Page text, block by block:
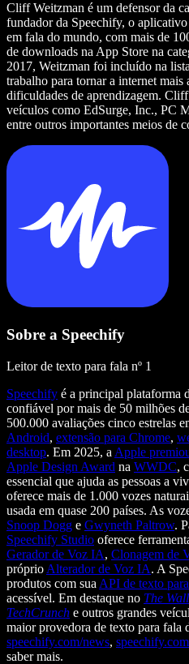
Cliff Weitzman é um defensor da
fundador da Speechify, o
em fala do mundo, com mais de
de downloads na App Store na
2017, Weitzman foi incluído na
trabalho para tornar a internet mais
dificuldades de aprendizagem.
veículos como EdSurge, Inc., PC
entre outros importantes meios de
Sobre a Speechify
Leitor de texto para fala nº 1
Speechify é a principal plataforma
confiável por mais de 50 milhões
500.000 avaliações cinco estrelas
Android, extensão para Chrome,
desktop. Em 2025, a Apple
Apple Design Award na WWDC,
essencial que ajuda as pessoas a
oferece mais de 1.000 vozes
usada em quase 200 países. As
Snoop Dogg e Gwyneth Paltrow.
Speechify Studio oferece
Gerador de Voz IA, Clonagem de
próprio Alterador de Voz IA. A
produtos com sua API de texto
acessível. Em destaque no The
TechCrunch e outros grandes
maior provedora de texto para fala
speechify.com/news,
saber mais.